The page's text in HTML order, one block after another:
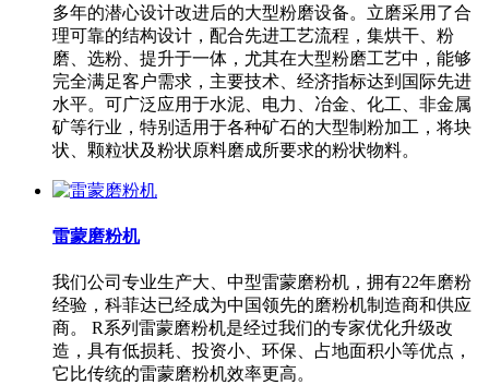
多年的潜心设计改进后的大型粉磨设备。立磨采用了合
理可靠的结构设计，配合先进工艺流程，集烘干、粉
磨、选粉、提升于一体，尤其在大型粉磨工艺中，能够
完全满足客户需求，主要技术、经济指标达到国际先进
水平。可广泛应用于水泥、电力、冶金、化工、非金属
矿等行业，特别适用于各种矿石的大型制粉加工，将块
状、颗粒状及粉状原料磨成所要求的粉状物料。
雷蒙磨粉机
我们公司专业生产大、中型雷蒙磨粉机，拥有22年磨粉
经验，科菲达已经成为中国领先的磨粉机制造商和供应
商。 R系列雷蒙磨粉机是经过我们的专家优化升级改
造，具有低损耗、投资小、环保、占地面积小等优点，
它比传统的雷蒙磨粉机效率更高。